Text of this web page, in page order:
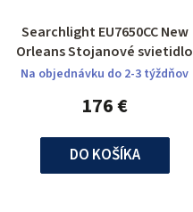
Searchlight EU7650CC New
Orleans Stojanové svietidlo
Na objednávku do 2-3 týždňov
176 €
DO KOŠÍKA